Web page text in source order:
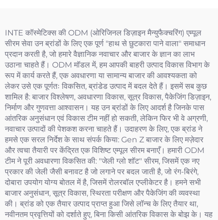
INTE कॉस्मेटिक्स की ODM (ओरिजिनल डिज़ाइन मैन्युफैक्चरिंग) एम्पूल
सीरम सेवा उन ब्रांडों के लिए एक पूर्ण "हाथ से छुटकारा पाने वाला" समाधान
प्रदान करती है, जो हमारे वैज्ञानिक नवाचार और बाजार के ज्ञान का लाभ
उठाना चाहते हैं। ODM मॉडल में, हम आपकी बाहरी उत्पाद विकास विभाग के
रूप में कार्य करते हैं, एक अवधारणा या सामान्य बाजार की आवश्यकता को
लेकर उसे एक पूर्णतः विकसित, ब्रांडेड उत्पाद में बदल देते हैं। इसमें सब कुछ
शामिल है: बाजार विश्लेषण, अवधारणा विकास, सूत्र विकास, पैकेजिंग डिज़ाइन,
निर्माण और गुणवत्ता आश्वासन। यह उन ब्रांडों के लिए आदर्श है जिनके पास
आंतरिक अनुसंधान एवं विकास टीम नहीं हो सकती, लेकिन फिर भी वे अग्रणी,
नवाचार उत्पादों की पेशकश करना चाहते हैं। उदाहरण के लिए, एक ब्रांड ने
हमसे एक सरल निर्देश के साथ संपर्क किया: Gen Z बाजार के लिए मज़ेदार
और त्वचा तैयारी पर केंद्रित एक विशिष्ट एम्पूल सीरम बनाएँ। हमारी ODM
टीम ने पूरी अवधारणा विकसित की: "जेली ग्लो शॉट" सीरम, जिसमें एक नए
प्रकार की जेली जैसी बनावट है जो लगाने पर बदल जाती है, जो रंग-बिरंगे,
दोबारा उपयोग योग्य बोतल में है, जिसमें रोलरबॉल एप्लीकेटर है। हमने सभी
बाजार अनुसंधान, सूत्र विकास, स्थिरता परीक्षण और पैकेजिंग की व्यवस्था
की। ब्रांड को एक तैयार उत्पाद प्राप्त हुआ जिसे लॉन्च के लिए तैयार था,
नवीनतम प्रवृत्तियों को दर्शाते हुए, बिना किसी आंतरिक विकास के बोझ के। यह